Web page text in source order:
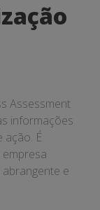
Assessment
informações
ação. É
e